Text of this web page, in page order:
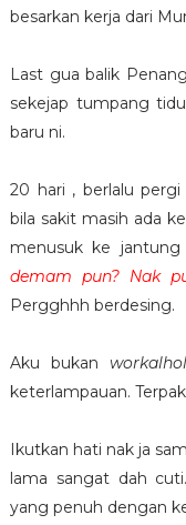
besarkan kerja dari
Last gua balik
sekejap tumpang
baru ni.
20 hari , berlalu
bila sakit masih ada
menusuk ke
demam pun? Nak
Pergghhh berdesing.
Aku bukan
keterlampauan.
Ikutkan hati nak ja
lama sangat dah
yang penuh dengan